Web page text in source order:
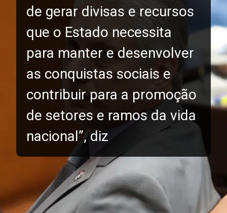
de gerar divisas e recursos
que o Estado necessita
para manter e desenvolver
as conquistas sociais e
contribuir para a promoção
de setores e ramos da vida
nacional”, diz